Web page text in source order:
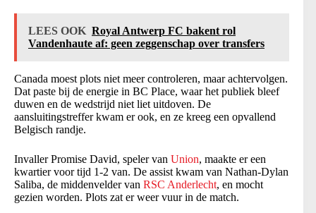
LEES OOK Royal Antwerp FC bakent rol
Vandenhaute af: geen zeggenschap over transfers
Canada moest plots niet meer controleren, maar achtervolgen.
Dat paste bij de energie in BC Place, waar het publiek bleef
duwen en de wedstrijd niet liet uitdoven. De
aansluitingstreffer kwam er ook, en ze kreeg een opvallend
Belgisch randje.
Invaller Promise David, speler van Union, maakte er een
kwartier voor tijd 1-2 van. De assist kwam van Nathan-Dylan
Saliba, de middenvelder van RSC Anderlecht, en mocht
gezien worden. Plots zat er weer vuur in de match.